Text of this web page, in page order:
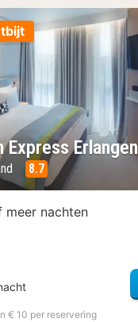
Express Erlangen
8.7
meer nachten
€ 10 per reservering